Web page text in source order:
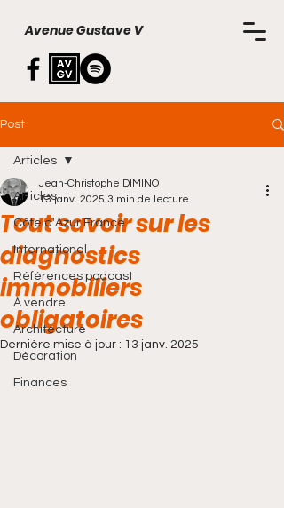
Avenue Gustave V
Post
Articles
Côte d'Azur France
International
Références podcast
À vendre
Architecture
Décoration
Finances
Articles
Tout savoir sur les
diagnostics
immobiliers
obligatoires
Jean-Christophe DIMINO
13 janv. 2025 3 min de lecture
Dernière mise à jour : 13 janv. 2025